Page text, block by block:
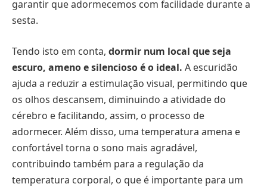
garantir que adormecemos com facilidade durante a
sesta.
Tendo isto em conta, dormir num local que seja
escuro, ameno e silencioso é o ideal. A escuridão
ajuda a reduzir a estimulação visual, permitindo que
os olhos descansem, diminuindo a atividade do
cérebro e facilitando, assim, o processo de
adormecer. Além disso, uma temperatura amena e
confortável torna o sono mais agradável,
contribuindo também para a regulação da
temperatura corporal, o que é importante para um